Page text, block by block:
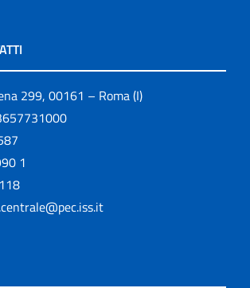
299, 00161 – Roma (I)
1